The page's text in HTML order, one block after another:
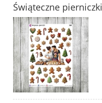
Świąteczne pierniczki